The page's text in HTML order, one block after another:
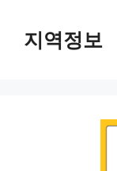
지역정보